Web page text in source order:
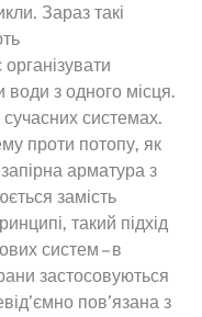
Зараз такі
води з одного місця.
сучасних системах.
проти потопу, як
арматура з
замість
такий підхід
систем – в
застосовуються
пов’язана з